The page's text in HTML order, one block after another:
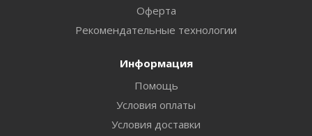
Оферта
Рекомендательные технологии
Информация
Помощь
Условия оплаты
Условия доставки